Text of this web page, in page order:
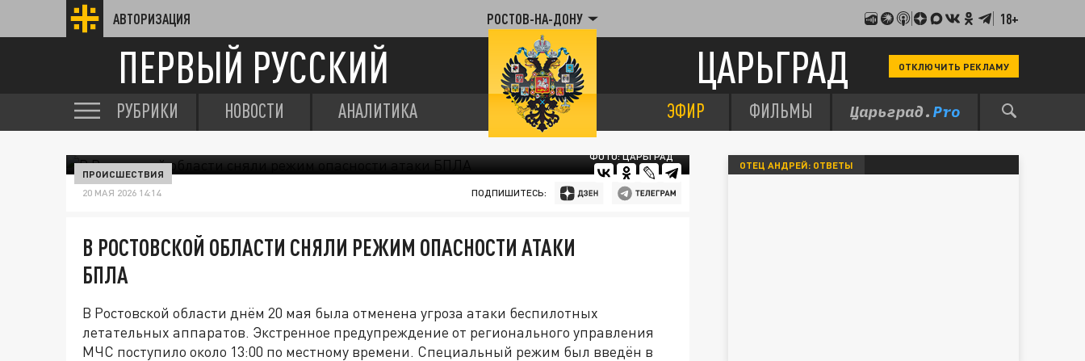
АВТОРИЗАЦИЯ РОСТОВ-НА-ДОНУ 18+
ПЕРВЫЙ РУССКИЙ ЦАРЬГРАД ОТКЛЮЧИТЬ РЕКЛАМУ
РУБРИКИ НОВОСТИ АНАЛИТИКА ЭФИР ФИЛЬМЫ
ФОТО: ЦАРЬГРАД
ПРОИСШЕСТВИЯ
20 МАЯ 2026 14:14 ПОДПИШИТЕСЬ:
В РОСТОВСКОЙ ОБЛАСТИ СНЯЛИ РЕЖИМ ОПАСНОСТИ АТАКИ
БПЛА
В Ростовской области днём 20 мая была отменена угроза атаки беспилотных
летательных аппаратов. Экстренное предупреждение от регионального управления
МЧС поступило около 13:00 по местному времени. Специальный режим был введён в
ОТЕЦ АНДРЕЙ: ОТВЕТЫ